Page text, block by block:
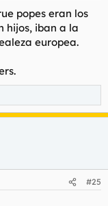
popes eran los
hijos, iban a la
europea.
#25